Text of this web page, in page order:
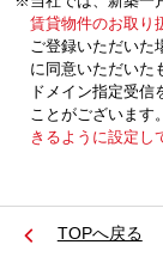
賃貸物件のお取り
ご登録いただいた
に同意いただいた
ドメイン指定受
ことがございます。
きるように設定し
TOPへ戻る